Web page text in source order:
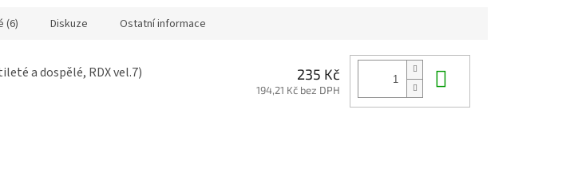
(6) Diskuze Ostatní informace
a dospělé, RDX vel.7) 235 Kč
194,21 Kč bez DPH